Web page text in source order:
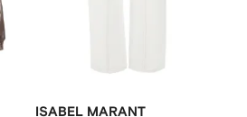
ISABEL MARANT